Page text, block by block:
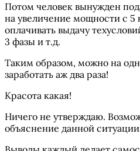
Потом человек вынужден
на увеличение мощности с 5
оплачивать выдачу
3 фазы и т.д.
Таким образом, можно на
заработать аж два раза!
Красота какая!
Ничего не утверждаю.
объяснение данной